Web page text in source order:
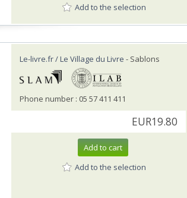
Add to the selection
Le-livre.fr / Le Village du Livre - Sablons
Phone number : 05 57 411 411
EUR19.80
Add to cart
Add to the selection